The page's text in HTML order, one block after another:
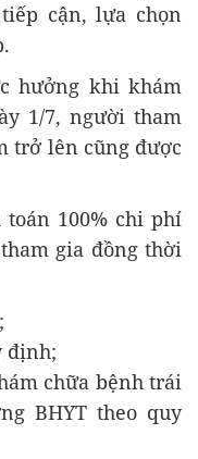
cận, lựa chọn
hưởng khi khám
1/7, người tham
trở lên cũng được
toán 100% chi phí
gia đồng thời
định;
chữa bệnh trái
BHYT theo quy